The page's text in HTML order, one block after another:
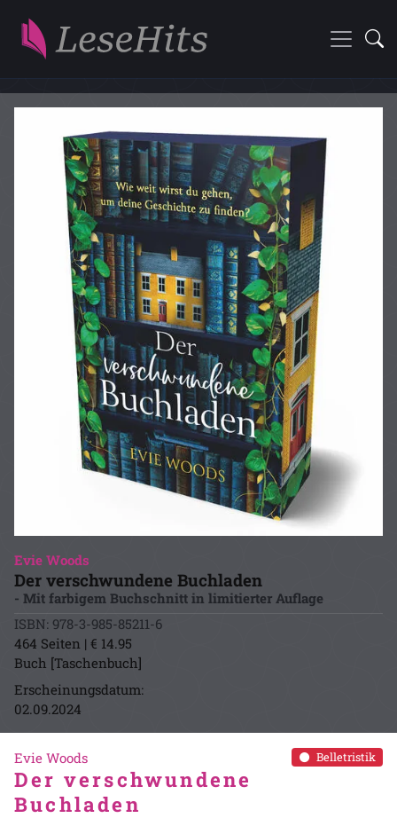
Evie Woods
Der verschwundene Buchladen
- Mit farbigem Buchschnitt in limitierter Auflage
ISBN: 978-3-985-85211-6
464 Seiten | € 14.95
Buch [Taschenbuch]
Erscheinungsdatum:
02.09.2024
Belletristik
Evie Woods
Der verschwundene
Buchladen